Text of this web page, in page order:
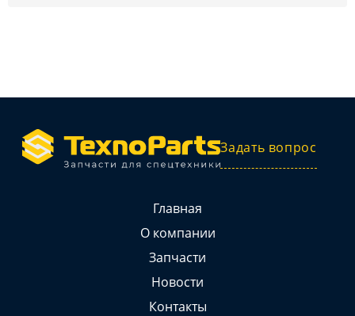
Задать вопрос
Главная
О компании
Запчасти
Новости
Контакты